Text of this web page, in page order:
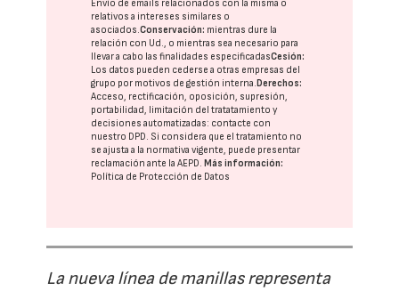
Envío de emails relacionados con la misma o
relativos a intereses similares o
asociados.Conservación: mientras dure la
relación con Ud., o mientras sea necesario para
llevar a cabo las finalidades especificadasCesión:
Los datos pueden cederse a otras empresas del
grupo por motivos de gestión interna. Derechos:
Acceso, rectificación, oposición, supresión,
portabilidad, limitación del tratatamiento y
decisiones automatizadas: contacte con
nuestro DPD. Si considera que el tratamiento no
se ajusta a la normativa vigente, puede presentar
reclamación ante laAEPD. Más información:
Política de Protección de Datos
La nueva línea de manillas representa